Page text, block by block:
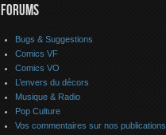
FORUMS
Bugs & Suggestions
Comics VF
Comics VO
L’envers du décors
Musique & Radio
Pop Culture
Vos commentaires sur nos publications